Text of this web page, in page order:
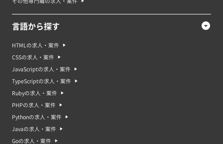
言語から探す
HTMLの求人・案件
CSSの求人・案件
JavaScriptの求人・案件
TypeScriptの求人・案件
Rubyの求人・案件
PHPの求人・案件
Pythonの求人・案件
Javaの求人・案件
Goの求人・案件